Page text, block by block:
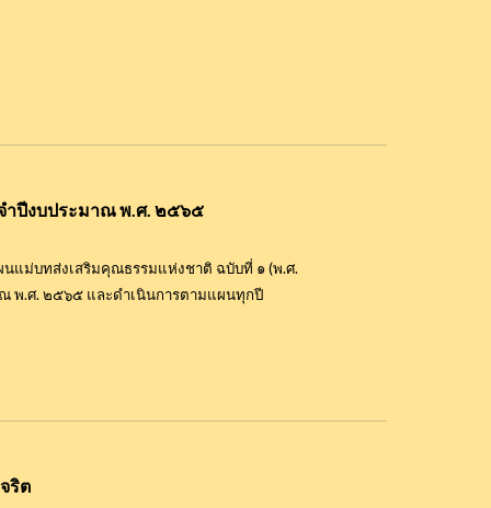
ำปีงบประมาณ พ.ศ. ๒๕๖๕
แม่บทส่งเสริมคุณธรรมแห่งชาติ ฉบับที่ ๑ (พ.ศ.
พ.ศ. ๒๕๖๕ และดำเนินการตามแผนทุกปี
ริต